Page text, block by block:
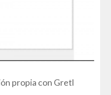
propia con Gretl